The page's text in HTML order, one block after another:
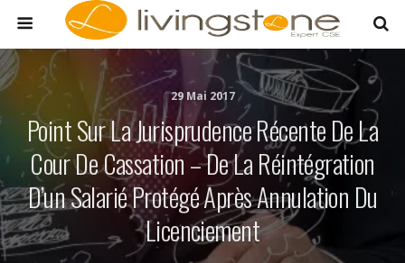
29 Mai 2017
Point Sur La Jurisprudence Récente De La
Cour De Cassation – De La Réintégration
D’un Salarié Protégé Après Annulation Du
Licenciement